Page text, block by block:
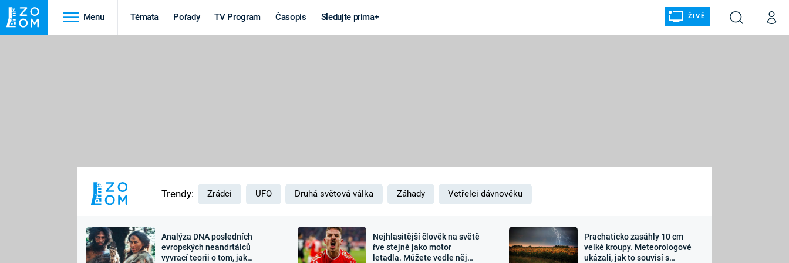
Menu Témata Pořady TV Program Časopis Sledujte prima+ ŽIVĚ
VyhledáváníMůj
MARS
Výročí
Záhady a
Zajímavosti Sledujte nás
Trendy: Zrádci UFO Druhá světová válka Záhady Vetřelci dávnověku
Analýza DNA posledních
evropských neandrtálců
vyvrací teorii o tom, jak
Nejhlasitější člověk na světě
řve stejně jako motor
letadla. Můžete vedle něj
Prachaticko zasáhly 10 cm
velké kroupy. Meteorologové
ukázali, jak to souvisí s